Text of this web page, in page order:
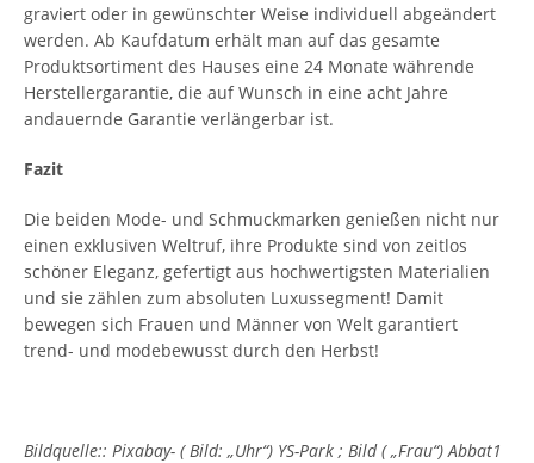
graviert oder in gewünschter Weise individuell abgeändert
werden. Ab Kaufdatum erhält man auf das gesamte
Produktsortiment des Hauses eine 24 Monate währende
Herstellergarantie, die auf Wunsch in eine acht Jahre
andauernde Garantie verlängerbar ist.
Fazit
Die beiden Mode- und Schmuckmarken genießen nicht nur
einen exklusiven Weltruf, ihre Produkte sind von zeitlos
schöner Eleganz, gefertigt aus hochwertigsten Materialien
und sie zählen zum absoluten Luxussegment! Damit
bewegen sich Frauen und Männer von Welt garantiert
trend- und modebewusst durch den Herbst!
Bildquelle:: Pixabay- ( Bild: „Uhr“) YS-Park ; Bild ( „Frau“) Abbat1